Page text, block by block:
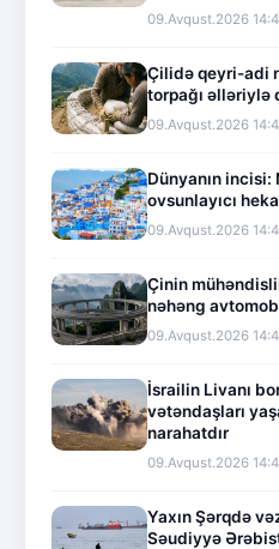
09.Avqust.2026
Çilidə qeyri-adi
torpağı əlləriylə
09.Avqust.2026
Dünyanın
ovsunlayıcı
09.Avqust.2026
Çinin
nəhəng
09.Avqust.2026
İsrailin Livanı
vətəndaşları
narahatdır
09.Avqust.2026
Yaxın Şərqdə
Səudiyyə